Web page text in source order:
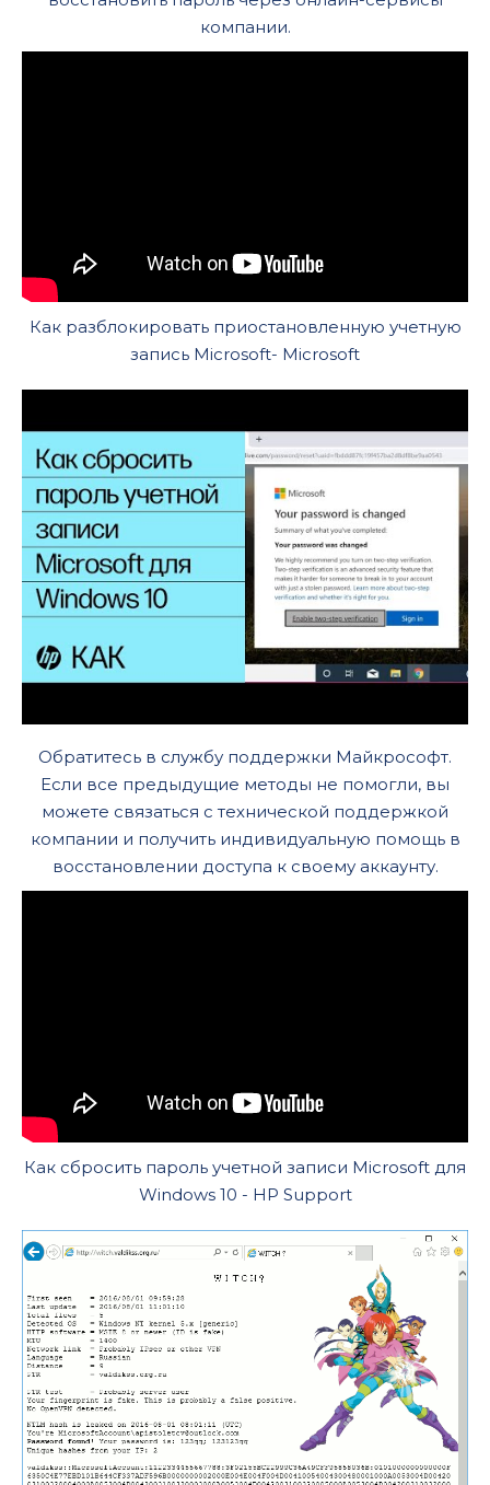
компании.
Как разблокировать приостановленную учетную
запись Microsoft- Microsoft
Обратитесь в службу поддержки Майкрософт.
Если все предыдущие методы не помогли, вы
можете связаться с технической поддержкой
компании и получить индивидуальную помощь в
восстановлении доступа к своему аккаунту.
Как сбросить пароль учетной записи Microsoft для
Windows 10 - HP Support